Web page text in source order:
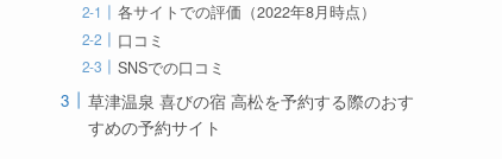
各サイトでの評価（2022年8月時点）
口コミ
SNSでの口コミ
草津温泉 喜びの宿 高松を予約する際のおす
すめの予約サイト